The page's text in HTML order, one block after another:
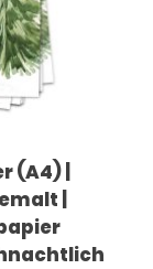
(A4) |
|